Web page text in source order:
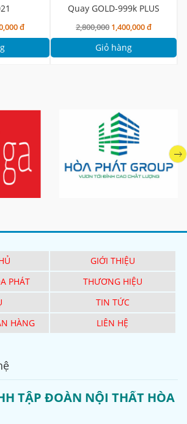
đ
Quay GOLD-999k PLUS
2,800,000 1,400,000 đ
Giỏ hàng
GIỚI THIỆU
PHÁT
THƯƠNG HIỆU
TIN TỨC
HÀNG
LIÊN HỆ
TẬP ĐOÀN NỘI THẤT HÒA